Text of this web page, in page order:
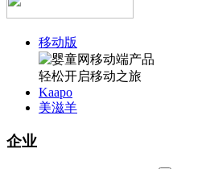
移动版
轻松开启移动之旅
Kaapo
美滋羊
企业